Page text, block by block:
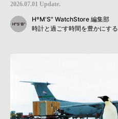
2026.07.01 Update.
HºM'S" WatchStore 編集部
時計と過ごす時間を豊かにする